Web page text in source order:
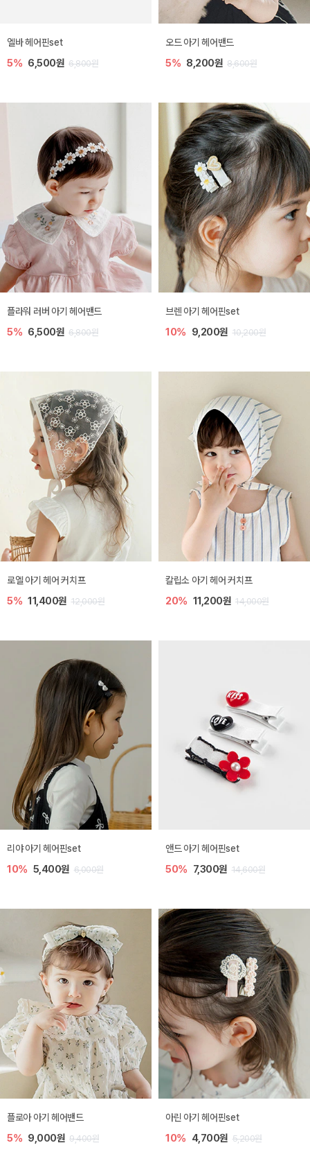
엘바 헤어핀set
5% 6,500원 6,800원
오드 아기 헤어밴드
5% 8,200원 8,600원
플라워 러버 아기 헤어밴드
5% 6,500원 6,800원
브렌 아기 헤어핀set
10% 9,200원 10,200원
로엘 아기 헤어 커치프
5% 11,400원 12,000원
칼립소 아기 헤어 커치프
20% 11,200원 14,000원
리야 아기 헤어핀set
10% 5,400원 6,000원
앤드 아기 헤어핀set
50% 7,300원 14,600원
플로아 아기 헤어밴드
5% 9,000원 9,400원
아린 아기 헤어핀set
10% 4,700원 5,200원